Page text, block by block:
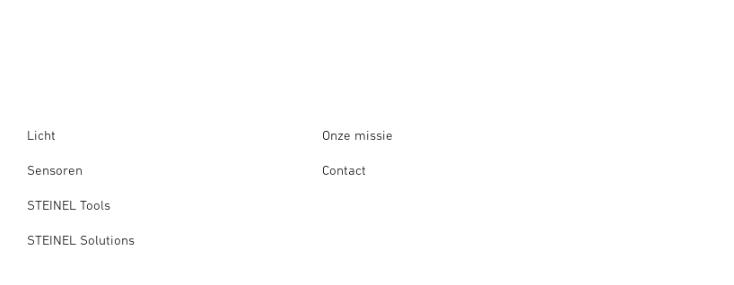
Licht
Sensoren
STEINEL Tools
STEINEL Solutions
Onze missie
Contact